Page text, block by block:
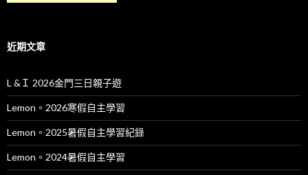
近期文章
L &Ｉ 2026金門三日親子遊
Lemon。2026寒假自主學習
Lemon。2025暑假自主學習紀錄
Lemon。2024暑假自主學習